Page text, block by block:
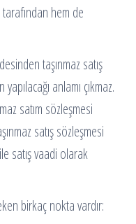
hem de
taşınmaz satış
anlamı çıkmaz.
satım sözleşmesi
satış sözleşmesi
satış vaadi olarak
birkaç nokta vardır: